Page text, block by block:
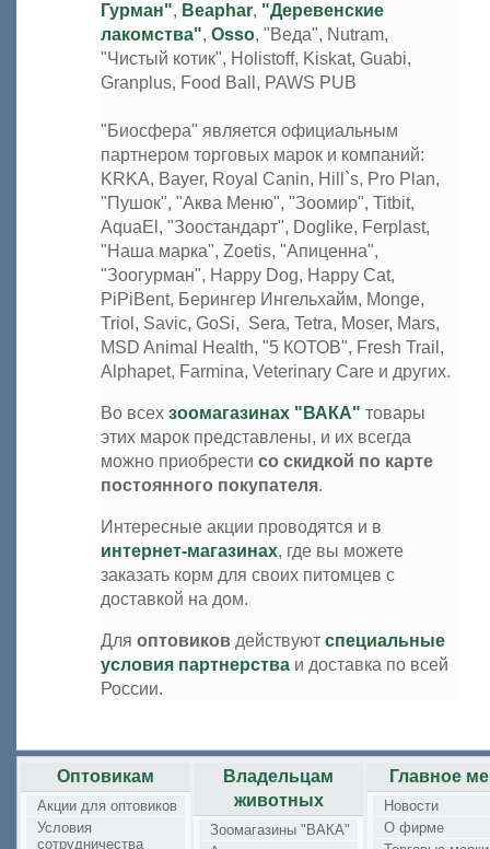
Гурман", Beaphar, "Деревенские
лакомства", Osso, "Веда", Nutram,
"Чистый котик", Holistoff, Kiskat, Guabi,
Granplus, Food Ball, PAWS PUB
"Биосфера" является официальным
партнером торговых марок и компаний:
KRKA, Bayer, Royal Canin, Hill`s, Pro Plan,
"Пушок", "Аква Меню", "Зоомир", Titbit,
AquaEl, "Зоостандарт", Doglike, Ferplast,
"Наша марка", Zoetis, "Апиценна",
"Зоогурман", Happy Dog, Happy Cat,
PiPiBent, Берингер Ингельхайм, Monge,
Triol, Savic, GoSi, Sera, Tetra, Moser, Mars,
MSD Animal Health, "5 КОТОВ", Fresh Trail,
Alphapet, Farmina, Veterinary Care и других.
Во всех зоомагазинах "ВАКА" товары
этих марок представлены, и их всегда
можно приобрести со скидкой по карте
постоянного покупателя.
Интересные акции проводятся и в
интернет-магазинах, где вы можете
заказать корм для своих питомцев с
доставкой на дом.
Для оптовиков действуют специальные
условия партнерства и доставка по всей
России.
Оптовикам
Акции для оптовиков
Условия
сотрудничества
Владельцам
животных
Зоомагазины "ВАКА"
Главное
Новости
О фирме